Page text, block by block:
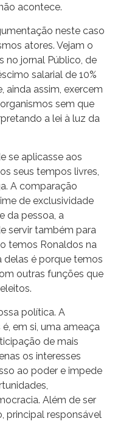
acontece.
neste caso
atores. Vejam o
no jornal Público, de
salarial de 10%
ainda assim, exercem
sem que
a lei à luz da
se aplicasse aos
seus tempos livres,
A comparação
de exclusividade
da pessoa, a
servir também para
temos Ronaldos na
delas é porque temos
outras funções que
política. A
em si, uma ameaça
de mais
os interesses
ao poder e impede
Além de ser
principal responsável